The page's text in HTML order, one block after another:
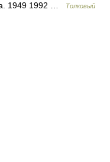
1949 1992 …
Толковый